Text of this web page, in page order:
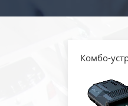
Комбо-